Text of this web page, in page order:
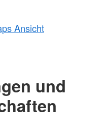
Ansicht
und